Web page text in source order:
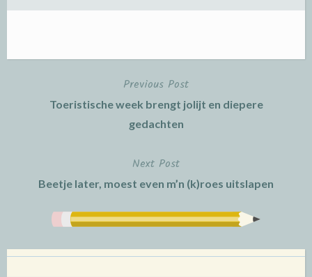
Previous Post
Toeristische week brengt jolijt en diepere
gedachten
Next Post
Beetje later, moest even m’n (k)roes uitslapen